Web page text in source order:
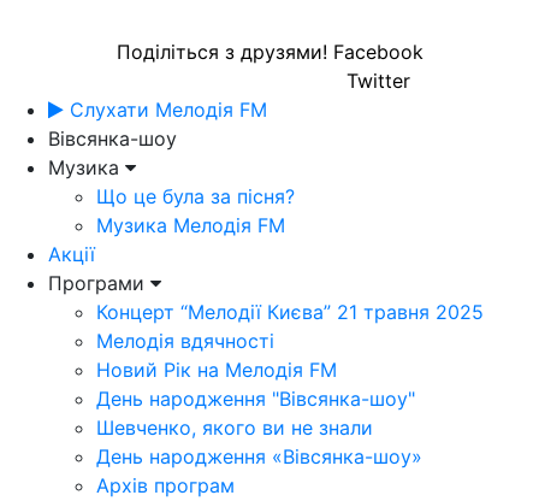
Поділіться з друзями! Facebook
Twitter
Слухати Мелодія FM
Вівсянка-шоу
Музика
Що це була за пісня?
Музика Мелодія FM
Акції
Програми
Концерт “Мелодії Києва” 21 травня 2025
Мелодія вдячності
Новий Рік на Мелодія FM
День народження "Вівсянка-шоу"
Шевченко, якого ви не знали
День народження «Вівсянка-шоу»
Архів програм